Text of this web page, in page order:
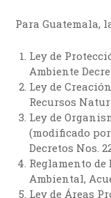
Para Guatemala,
Ley de
Ambiente
Ley de
Recursos
Ley de
(modificado
Decretos Nos.
Reglamento
Ambiental,
Ley de Áreas